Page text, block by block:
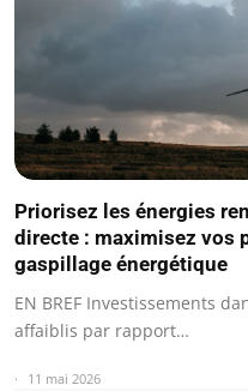
Priorisez les énergies
directe : maximisez vos
gaspillage énergétique
EN BREF Investissements
affaiblis par rapport…
11 mai 2026